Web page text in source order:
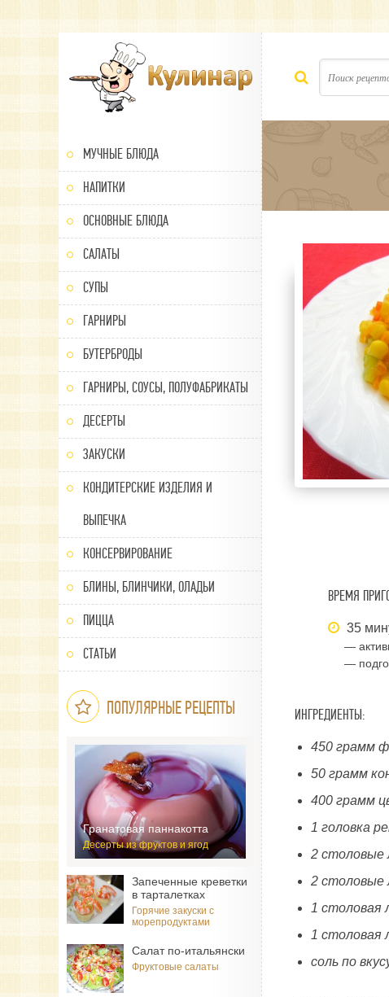
МУЧНЫЕ БЛЮДА
НАПИТКИ
ОСНОВНЫЕ БЛЮДА
САЛАТЫ
СУПЫ
ГАРНИРЫ
БУТЕРБРОДЫ
ГАРНИРЫ, СОУСЫ, ПОЛУФАБРИКАТЫ
ДЕСЕРТЫ
ЗАКУСКИ
КОНДИТЕРСКИЕ ИЗДЕЛИЯ И
ВЫПЕЧКА
КОНСЕРВИРОВАНИЕ
БЛИНЫ, БЛИНЧИКИ, ОЛАДЬИ
ПИЦЦА
СТАТЬИ
ПОПУЛЯРНЫЕ РЕЦЕПТЫ
Гранатовая паннакотта
Десерты из фруктов и ягод
Запеченные креветки
в тарталетках
Горячие закуски с
морепродуктами
Салат по-итальянски
Фруктовые салаты
ВРЕМЯ
35
—
—
ИНГРЕДИЕНТЫ:
450 грамм
50 грамм
400 грамм
1 головка
2 столовые
2 столовые
1 столовая
1 столовая
соль по